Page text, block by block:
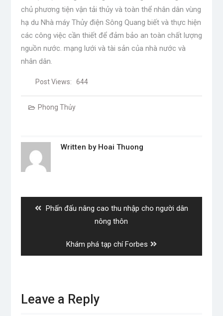
chủ phương tiện vận tải thủy và toàn thể nhân dân vùng
hạ du Nhà máy Thủy điện Sông Quang biết và thực hiện
các công việc cần thiết để đảm bảo an toàn chất lượng
nguồn nước. mạng lưới và tài sản của nhà nước và
nhân dân.
Post Views: 644
Phong Thủy
Written by Hoai Thuong
Previous
Phấn đấu nâng cao thu nhập cho người dân
nông thôn
Next
post:
Khám phá tạp chí Forbes
Leave a Reply